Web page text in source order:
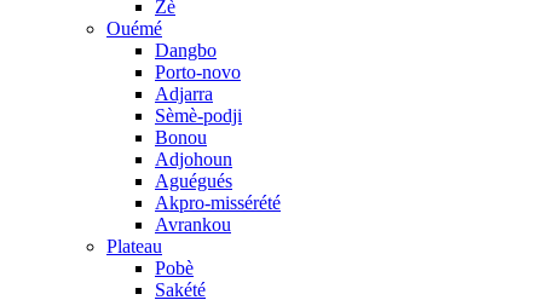
Zè
Ouémé
Dangbo
Porto-novo
Adjarra
Sèmè-podji
Bonou
Adjohoun
Aguégués
Akpro-missérété
Avrankou
Plateau
Pobè
Sakété